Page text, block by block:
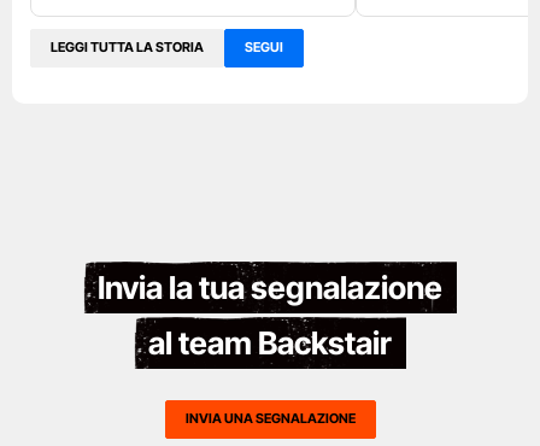
LEGGI TUTTA LA STORIA SEGUI
Invia la tua segnalazione
al team Backstair
INVIA UNA SEGNALAZIONE